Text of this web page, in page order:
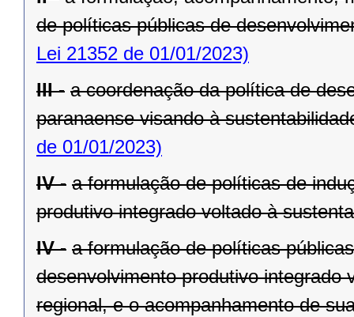
de políticas públicas de
Lei 21352 de 01/01/2023)
III - a coordenação da política de
paranaense visando à
de 01/01/2023)
IV - a formulação de políticas de
produtivo integrado voltado à
IV - a formulação de políticas
desenvolvimento produtivo integrado
regional, e o acompanhamento de